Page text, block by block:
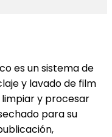
es un sistema de
y lavado de film
limpiar y procesar
para su